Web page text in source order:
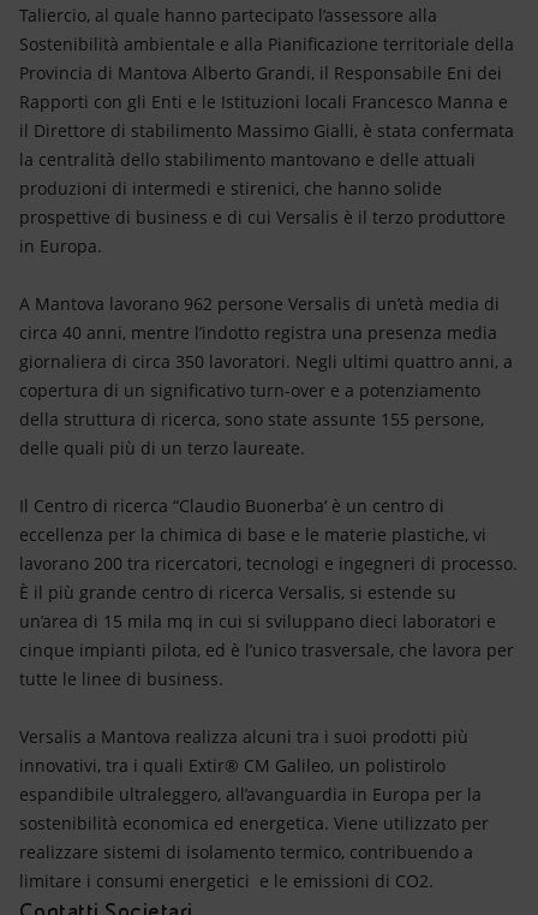
Taliercio, al quale hanno partecipato l’assessore alla
Sostenibilità ambientale e alla Pianificazione territoriale della
Provincia di Mantova Alberto Grandi, il Responsabile Eni dei
Rapporti con gli Enti e le Istituzioni locali Francesco Manna e
il Direttore di stabilimento Massimo Gialli, è stata confermata
la centralità dello stabilimento mantovano e delle attuali
produzioni di intermedi e stirenici, che hanno solide
prospettive di business e di cui Versalis è il terzo produttore
in Europa.
A Mantova lavorano 962 persone Versalis di un’età media di
circa 40 anni, mentre l’indotto registra una presenza media
giornaliera di circa 350 lavoratori. Negli ultimi quattro anni, a
copertura di un significativo turn-over e a potenziamento
della struttura di ricerca, sono state assunte 155 persone,
delle quali più di un terzo laureate.
Il Centro di ricerca “Claudio Buonerba‘ è un centro di
eccellenza per la chimica di base e le materie plastiche, vi
lavorano 200 tra ricercatori, tecnologi e ingegneri di processo.
È il più grande centro di ricerca Versalis, si estende su
un’area di 15 mila mq in cui si sviluppano dieci laboratori e
cinque impianti pilota, ed è l’unico trasversale, che lavora per
tutte le linee di business.
Versalis a Mantova realizza alcuni tra i suoi prodotti più
innovativi, tra i quali Extir® CM Galileo, un polistirolo
espandibile ultraleggero, all’avanguardia in Europa per la
sostenibilità economica ed energetica. Viene utilizzato per
realizzare sistemi di isolamento termico, contribuendo a
limitare i consumi energetici e le emissioni di CO2.